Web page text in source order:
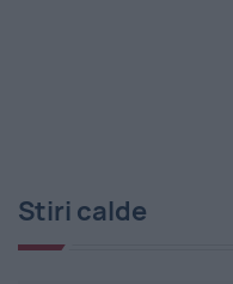
Stiri calde